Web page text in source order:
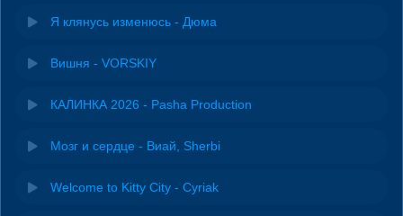
Я клянусь изменюсь - Дюма
Вишня - VORSKIY
КАЛИНКА 2026 - Pasha Production
Мозг и сердце - Виай, Sherbi
Welcome to Kitty City - Cyriak